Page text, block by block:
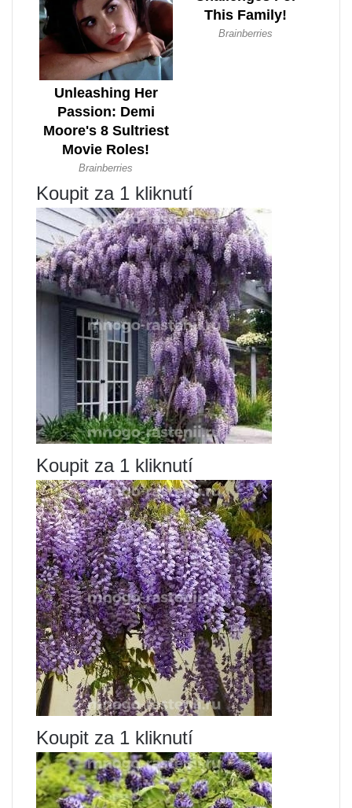
Koupit za 1 kliknutí
Koupit za 1 kliknutí
Koupit za 1 kliknutí